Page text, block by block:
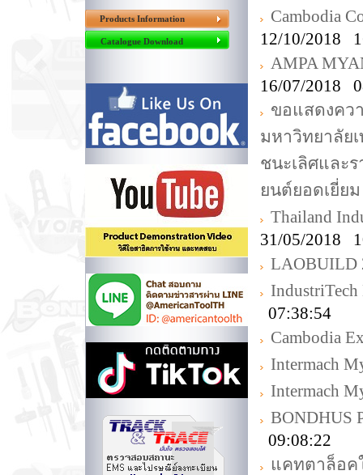
Products Information
Catalogue Download
Cambodia
12/10/2018
AMPA
16/07/2018
ขอแสดงคว
มหาวิทยาลัย
ชนะเลิศและ
ยนต์ยอดเยี่ยม
Thailand
31/05/2018
LAOBUILD
07:38:54
Cambodia
Intermach
Intermach
BONDHUS
09:08:22
แคทตาล็อค